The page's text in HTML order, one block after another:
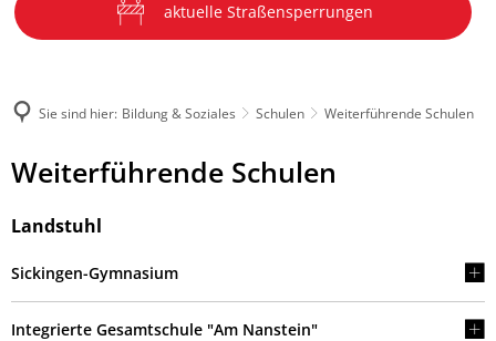
aktuelle Straßensperrungen
Sie sind hier: Bildung & Soziales Schulen Weiterführende Schulen
Weiterführende
Schulen
Weiterführende Schulen
Landstuhl
Sickingen-Gymnasium
Integrierte Gesamtschule "Am Nanstein"